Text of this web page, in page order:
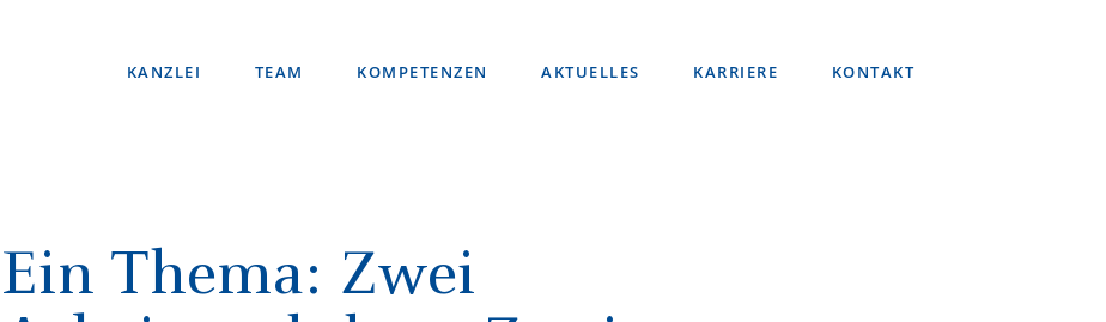
KANZLEI TEAM KOMPETENZEN AKTUELLES KARRIERE KONTAKT
Ein Thema: Zwei